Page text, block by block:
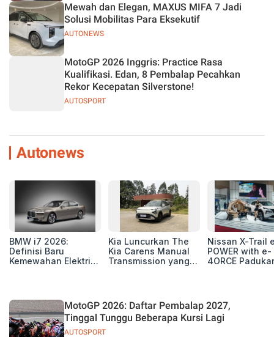
AUTONEWS
Mewah dan Elegan, MAXUS MIFA 7 Jadi
Solusi Mobilitas Para Eksekutif
AUTOSPORT
MotoGP 2026 Inggris: Practice Rasa
Kualifikasi. Edan, 8 Pembalap Pecahkan
Rekor Kecepatan Silverstone!
Autonews
BMW i7 2026:
Definisi Baru
Kemewahan Elektrik
Kia Luncurkan The
Kia Carens Manual
Transmission yang
Nissan X-Trail
POWER with e-
4ORCE
AUTOSPORT
MotoGP 2026: Daftar Pembalap 2027,
Tinggal Tunggu Beberapa Kursi Lagi